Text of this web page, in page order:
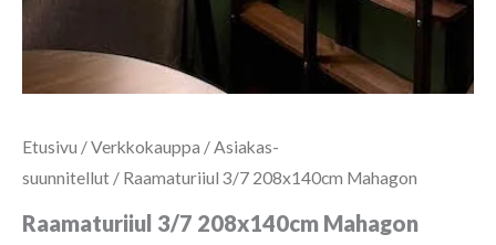
Etusivu /Verkkokauppa / Asiakas-
suunnitellut / Raamaturiiul 3/7 208x140cm Mahagon
Raamaturiiul 3/7 208x140cm Mahagon